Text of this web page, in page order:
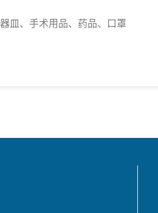
器皿、手术用品、药品、口罩